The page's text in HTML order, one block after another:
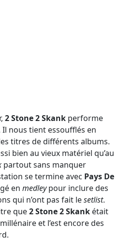
2 Stone 2 Skank performe
Il nous tient essoufflés en
titres de différents albums.
bien au vieux matériel qu’au
partout sans manquer
se termine avec Pays De
en medleypour inclure des
qui n’ont pas fait lesetlist.
que2 Stone 2 Skank était
et l’est encore des